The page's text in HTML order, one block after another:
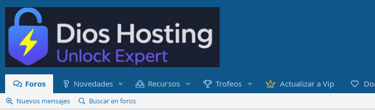
Foros Novedades Recursos Trofeos Actualizar a Vip
Nuevos mensajes Buscar en foros